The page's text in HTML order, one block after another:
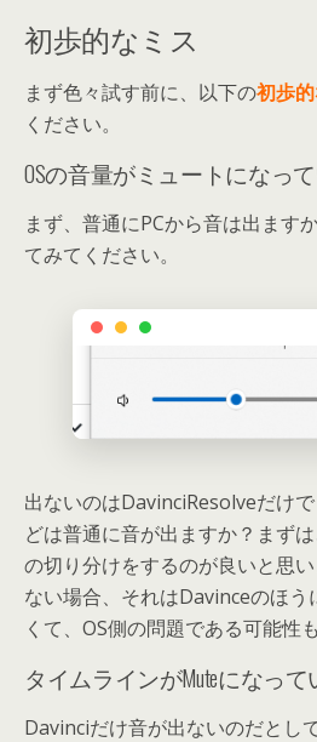
初歩的なミス
まず色々試す前に、以下の初歩
ください。
OSの音量がミュートになっ
まず、普通にPCから音は出ます
てみてください。
出ないのはDavinciResolveだけ
どは普通に音が出ますか？まず
の切り分けをするのが良いと思
ない場合、それはDavinceのほう
くて、OS側の問題である可能性
タイムラインがMuteになって
Davinciだけ音が出ないのだとし